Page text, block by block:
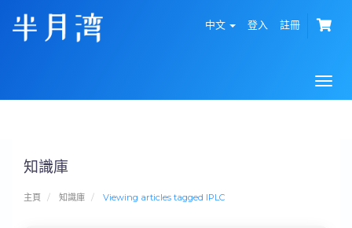
中文 登入 註冊
知識庫
主頁 知識庫 Viewing articles tagged IPLC